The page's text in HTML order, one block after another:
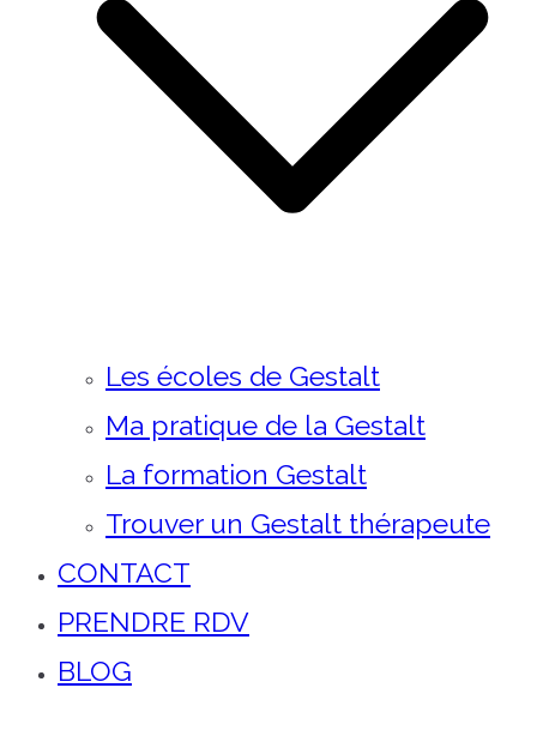
Les écoles de Gestalt
Ma pratique de la Gestalt
La formation Gestalt
Trouver un Gestalt thérapeute
CONTACT
PRENDRE RDV
BLOG